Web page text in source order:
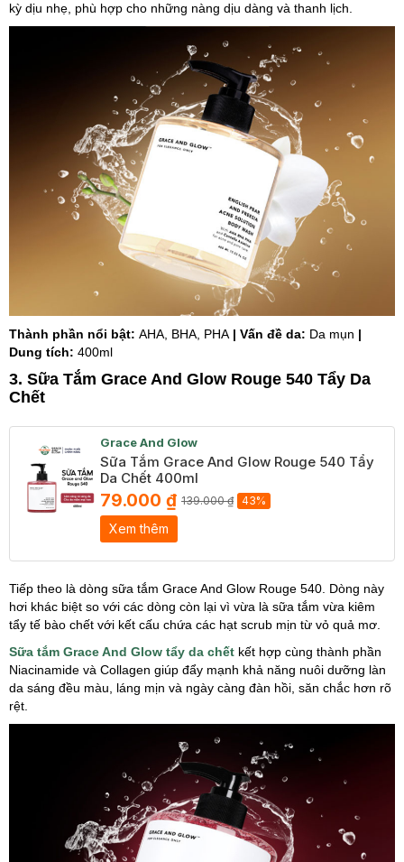
kỳ dịu nhẹ, phù hợp cho những nàng dịu dàng và thanh lịch.
Thành phần nổi bật: AHA, BHA, PHA | Vấn đề da: Da mụn |
Dung tích: 400ml
3. Sữa Tắm Grace And Glow Rouge 540 Tẩy Da
Chết
Grace And Glow
Sữa Tắm Grace And Glow Rouge 540 Tẩy
Da Chết 400ml
79.000 ₫ 139.000 ₫ 43%
Xem thêm
Tiếp theo là dòng sữa tắm Grace And Glow Rouge 540. Dòng này
hơi khác biệt so với các dòng còn lại vì vừa là sữa tắm vừa kiêm
tẩy tế bào chết với kết cấu chứa các hạt scrub mịn từ vỏ quả mơ.
Sữa tắm Grace And Glow tẩy da chết kết hợp cùng thành phần
Niacinamide và Collagen giúp đẩy mạnh khả năng nuôi dưỡng làn
da sáng đều màu, láng mịn và ngày càng đàn hồi, săn chắc hơn rõ
rệt.